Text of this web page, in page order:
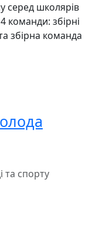
серед школярів
команди: збірні
збірна команда
та спорту